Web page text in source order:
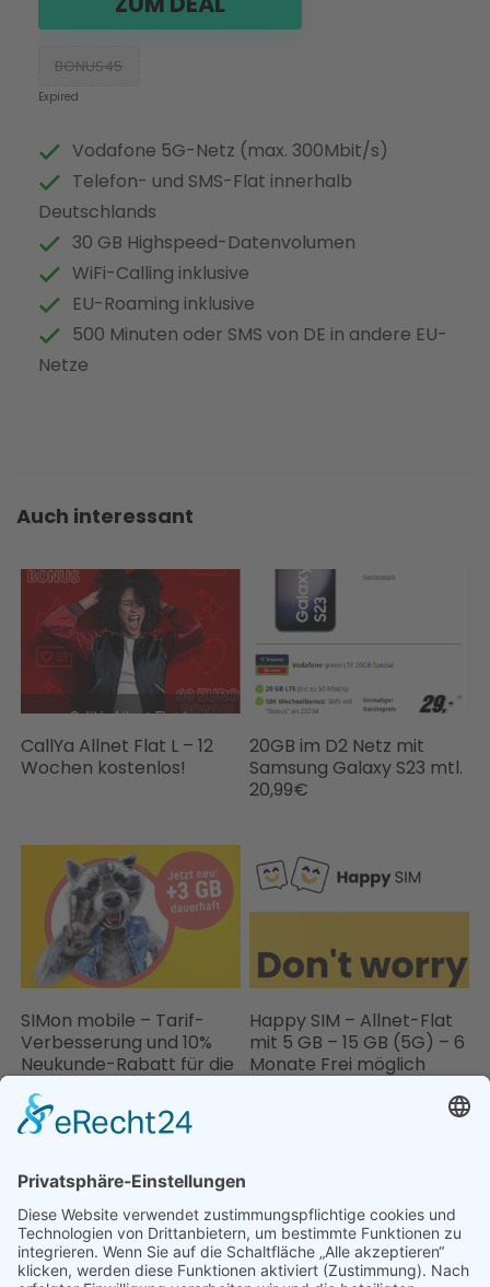
BONUS45
Expired
Vodafone 5G-Netz (max. 300Mbit/s)
Telefon- und SMS-Flat innerhalb
Deutschlands
30 GB Highspeed-Datenvolumen
WiFi-Calling inklusive
EU-Roaming inklusive
500 Minuten oder SMS von DE in andere EU-
Netze
Auch interessant
CallYa Allnet Flat L – 12
Wochen kostenlos!
20GB im D2 Netz mit
Samsung Galaxy S23 mtl.
20,99€
SIMon mobile – Tarif-
Verbesserung und 10%
Neukunde-Rabatt für die
Happy SIM – Allnet-Flat
mit 5 GB – 15 GB (5G) – 6
Monate Frei möglich